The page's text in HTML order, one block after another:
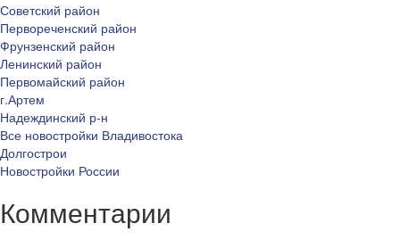
Советский район
Первореченский район
Фрунзенский район
Ленинский район
Первомайский район
г.Артем
Надеждинский р-н
Все новостройки Владивостока
Долгострои
Новостройки России
Комментарии